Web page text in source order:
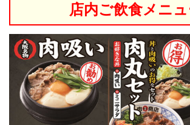
店内ご飲食メニ